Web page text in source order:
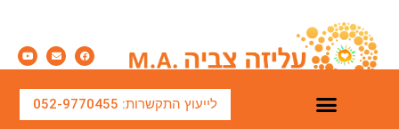
לייעוץ התקשרות: 052-9770455